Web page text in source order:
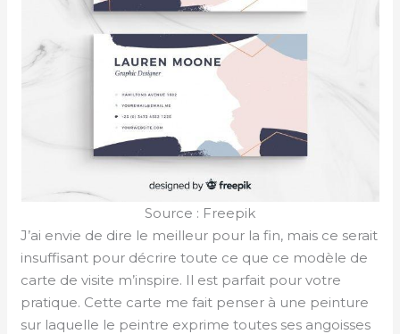
Source : Freepik
J’ai envie de dire le meilleur pour la fin, mais ce serait
insuffisant pour décrire toute ce que ce modèle de
carte de visite m’inspire. Il est parfait pour votre
pratique. Cette carte me fait penser à une peinture
sur laquelle le peintre exprime toutes ses angoisses